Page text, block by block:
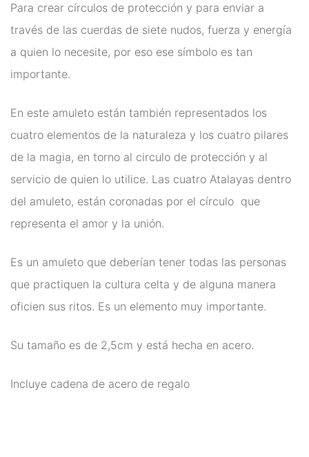
Para crear círculos de protección y para enviar a
través de las cuerdas de siete nudos, fuerza y energía
a quien lo necesite, por eso ese símbolo es tan
importante.
En este amuleto están también representados los
cuatro elementos de la naturaleza y los cuatro pilares
de la magia, en torno al circulo de protección y al
servicio de quien lo utilice. Las cuatro Atalayas dentro
del amuleto, están coronadas por el círculo que
representa el amor y la unión.
Es un amuleto que deberían tener todas las personas
que practiquen la cultura celta y de alguna manera
oficien sus ritos. Es un elemento muy importante.
Su tamaño es de 2,5cm y está hecha en acero.
Incluye cadena de acero de regalo